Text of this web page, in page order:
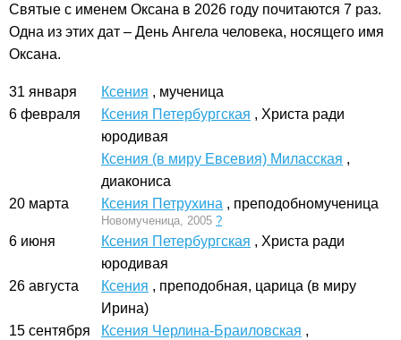
Святые с именем Оксана в 2026 году почитаются 7 раз.
Одна из этих дат – День Ангела человека, носящего имя
Оксана.
31 января Ксения , мученица
6 февраля
Ксения Петербургская , Христа ради
юродивая
Ксения (в миру Евсевия) Миласская ,
диакониса
20 марта
Ксения Петрухина , преподобномученица
Новомученица, 2005 ?
6 июня Ксения Петербургская , Христа ради
юродивая
26 августа
Ксения , преподобная, царица (в миру
Ирина)
15 сентября
Ксения Черлина-Браиловская ,